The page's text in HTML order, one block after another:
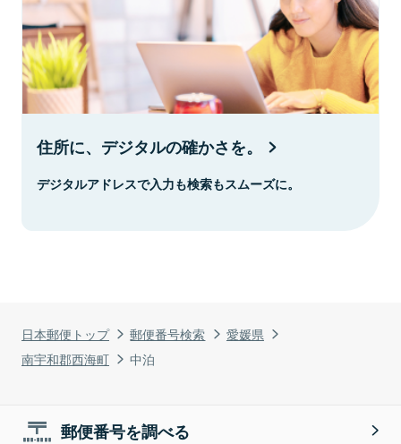
日本郵便トップ 郵便番号検索
愛媛県
南宇和郡西海町
中泊
住所に、デジタルの確かさを。
デジタルアドレスで入力も検索もスムーズに。
郵便番号を調べる